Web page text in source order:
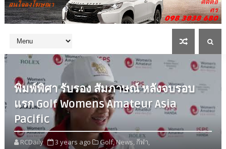
พิมพ์พิศา รับรอง สัมภาษณ์ หลังจบรอบ
แรก Golf Womens Amateur Asia
Pacific
RCDaily 3 years ago Golf,News, กีฬา,